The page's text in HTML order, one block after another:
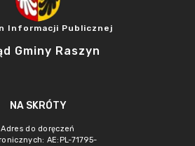
Informacji Publicznej
Gminy Raszyn
NA SKRÓTY
Adres do doręczeń
AE:PL-71795-